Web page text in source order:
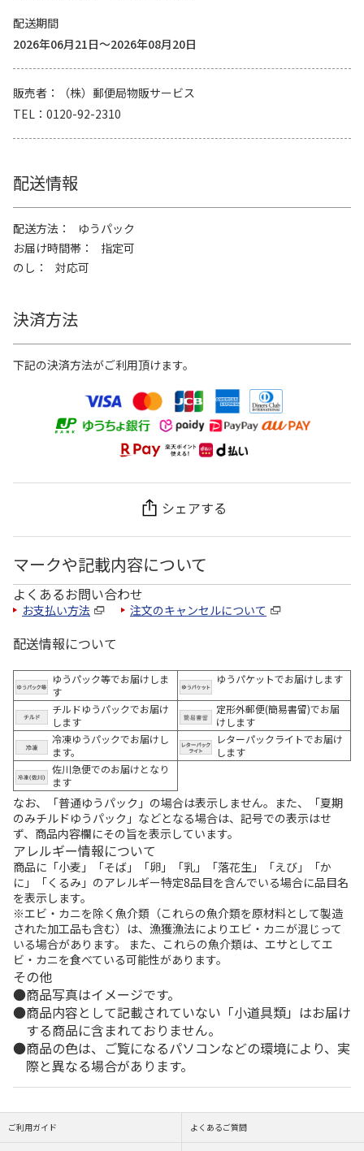
配送期間
2026年06月21日～2026年08月20日
販売者
（株）郵便局物販サービス
TEL
0120-92-2310
配送情報
配送方法
ゆうパック
お届け時間帯
指定可
のし
対応可
決済方法
下記の決済方法がご利用頂けます。
シェアする
マークや記載内容について
よくあるお問い合わせ
お支払い方法 注文のキャンセルについて
配送情報について
ゆうパック等でお届けしま
す
ゆうパケットでお届けします
チルドゆうパックでお届け
します
定形外郵便(簡易書留)でお届
けします
冷凍ゆうパックでお届けし
ます。
レターパックライトでお届け
します
佐川急便でのお届けとなり
ます
なお、「普通ゆうパック」の場合は表示しません。また、「夏期
のみチルドゆうパック」などとなる場合は、記号での表示はせ
ず、商品内容欄にその旨を表示しています。
アレルギー情報について
商品に「小麦」「そば」「卵」「乳」「落花生」「えび」「か
に」「くるみ」のアレルギー特定8品目を含んでいる場合に品目名
を表示します。
※エビ・カニを除く魚介類（これらの魚介類を原材料として製造
された加工品も含む）は、漁獲漁法によりエビ・カニが混じって
いる場合があります。 また、これらの魚介類は、エサとしてエ
ビ・カニを食べている可能性があります。
その他
商品写真はイメージです。
商品内容として記載されていない「小道具類」はお届け
する商品に含まれておりません。
商品の色は、ご覧になるパソコンなどの環境により、実
際と異なる場合があります。
ご利用ガイド よくあるご質問